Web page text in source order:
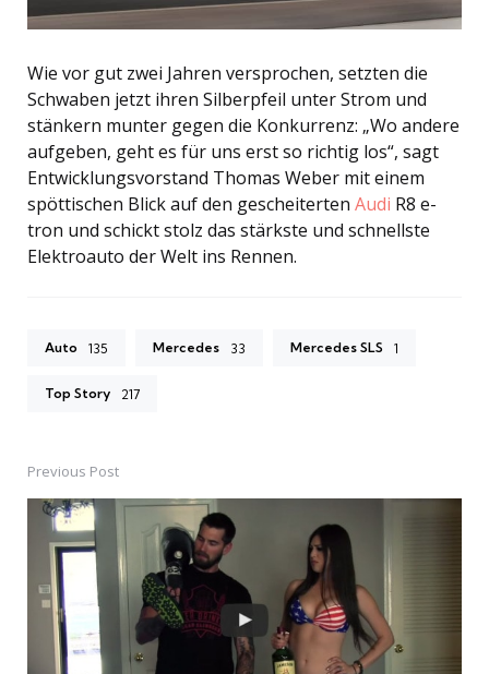
Wie vor gut zwei Jahren versprochen, setzten die
Schwaben jetzt ihren Silberpfeil unter Strom und
stänkern munter gegen die Konkurrenz: „Wo andere
aufgeben, geht es für uns erst so richtig los“, sagt
Entwicklungsvorstand Thomas Weber mit einem
spöttischen Blick auf den gescheiterten Audi R8 e-
tron und schickt stolz das stärkste und schnellste
Elektroauto der Welt ins Rennen.
Auto 135 Mercedes 33 Mercedes SLS 1
Top Story 217
Post
navigation
Previous Post